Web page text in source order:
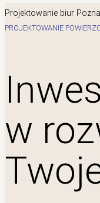
Projektowanie biur
PROJEKTOWANIE
w